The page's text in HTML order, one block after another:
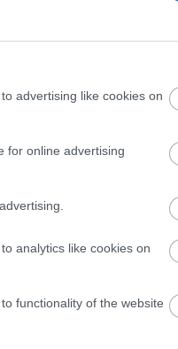
advertising like cookies on
for online advertising
analytics like cookies on
functionality of the website
χωριό αυτό
όρους Κώνισκος
Ε4!